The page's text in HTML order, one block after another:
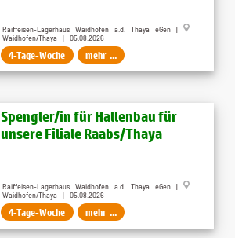
Raiffeisen-Lagerhaus Waidhofen a.d. Thaya eGen |
Waidhofen/Thaya | 05.08.2026
4-Tage-Woche mehr ...
Spengler/in für Hallenbau für
unsere Filiale Raabs/Thaya
Raiffeisen-Lagerhaus Waidhofen a.d. Thaya eGen |
Waidhofen/Thaya | 05.08.2026
4-Tage-Woche mehr ...